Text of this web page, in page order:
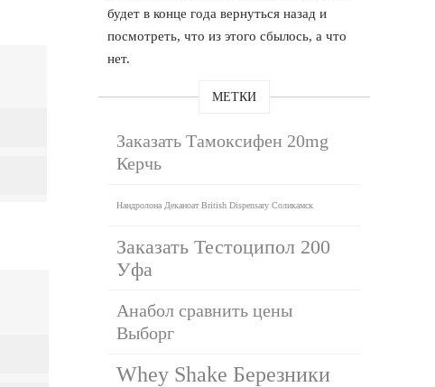
будет в конце года вернуться назад и
посмотреть, что из этого сбылось, а что
нет.
МЕТКИ
Заказать Тамоксифен 20mg
Керчь
Нандролона Деканоат British Dispensary Соликамск
Заказать Тестоципол 200
Уфа
Анабол сравнить цены
Выборг
Whey Shake Березники